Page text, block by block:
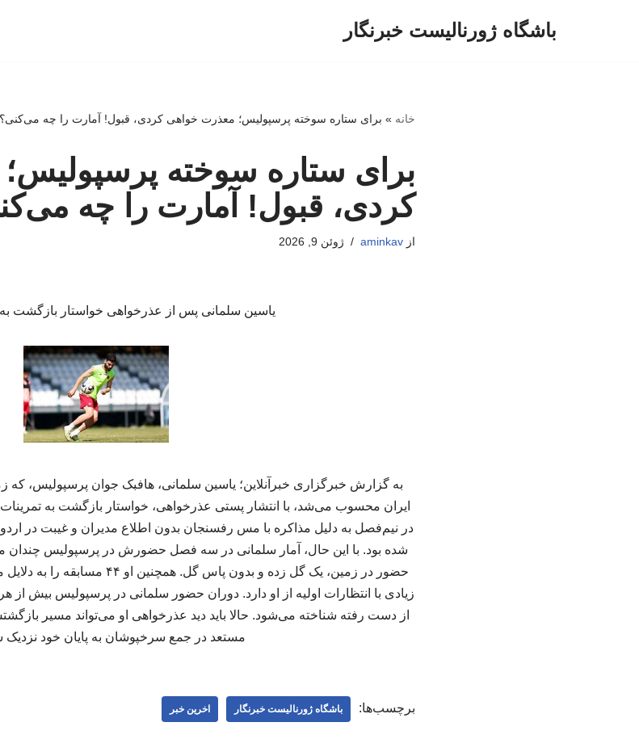
باشگاه ژورنالیست خبرنگار
خانه » برای ستاره سوخته پرسپولیس؛ معذرت خواهی کردی، قبول! آمارت را چه می‌کنی؟
برای ستاره سوخته
کردی، قبول! آمارت را چه
ازaminkav ژوئن 9, 2026
یاسین سلمانی پس از عذرخواهی خواستار بازگشت
به گزارش خبرگزاری خبرآنلاین؛ یاسین سلمانی، هافبک جوان پرسپولیس، که
ایران محسوب می‌شد، با انتشار پستی عذرخواهی، خواستار بازگشت به
در نیم‌فصل به دلیل مذاکره با مس رفسنجان بدون اطلاع مدیران و غیبت در
حضور در زمین، یک گل زده و بدون
زیادی با انتظارات اولیه از او دارد. دوران حضور سلمانی در پرسپولیس بیش
از دست رفته شناخته می‌شود. حالا باید دید عذرخواهی او می‌تواند مسیر
مستعد در جمع سرخپوشان به پایان خود
برچسب‌ها: باشگاه ژورنالیست خبرنگار اخرین خبر